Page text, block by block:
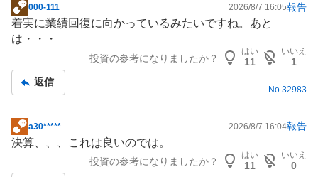
掲
示
板
000-111 2026/8/7 16:05報告
着実に業績回復に向かっているみたいですね。あと
は・・・
投資の参考になりましたか？
はい
11
いいえ
1
返信
No. 32983
掲
示
a30***** 2026/8/7 16:04報告
決算、、、これは良いのでは。
投資の参考になりましたか？
はい
11
いいえ
0